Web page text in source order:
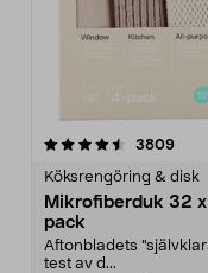
3809
Köksrengöring & disk
Mikrofiberduk 32
pack
Aftonbladets
test av d...
4.0av 5 stjärnor